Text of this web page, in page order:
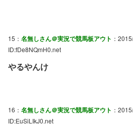
15： 名無しさん＠実況で競馬板アウト ：
ID:fDe8NQmH0.net
やるやんけ
16： 名無しさん＠実況で競馬板アウト ：
ID:EuSiLIkJ0.net